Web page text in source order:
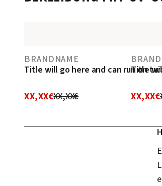
BRANDNAME
Title will go here and can run on
XX,XX€XX,XX€
Title
XX,XX€